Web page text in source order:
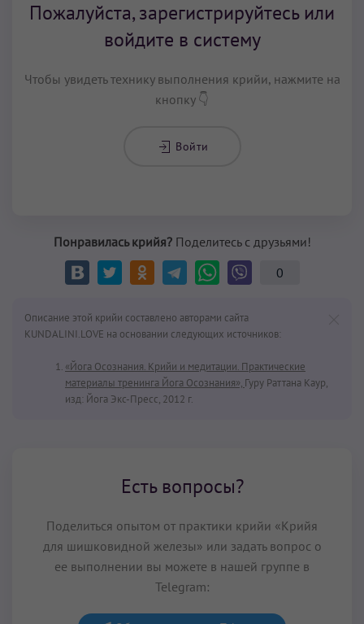
Пожалуйста, зарегистрируйтесь или
войдите в систему
Чтобы увидеть технику выполнения крийи, нажмите на
кнопку 👇
Войти
Понравилась крийя?Поделитесь с друзьями!
0
Описание этой крийи составлено авторами сайта
KUNDALINI.LOVE на основании следующих источников:
«Йога Осознания. Крийи и медитации. Практические
материалы тренинга Йога Осознания», Гуру Раттана Каур,
изд: Йога Экс-Пресс, 2012 г.
Есть вопросы?
Поделиться опытом от практики крийи «Крийя
для шишковидной железы» или задать вопрос о
ее выполнении вы можете в нашей группе в
Telegram: